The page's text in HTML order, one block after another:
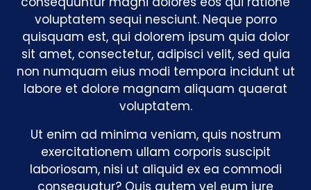
voluptatem sequi nesciunt. Neque porro
quisquam est, qui dolorem ipsum quia dolor
sit amet, consectetur, adipisci velit, sed quia
non numquam eius modi tempora incidunt ut
labore et dolore magnam aliquam quaerat
voluptatem.
Ut enim ad minima veniam, quis nostrum
exercitationem ullam corporis suscipit
laboriosam, nisi ut aliquid ex ea commodi
consequatur? Quis autem vel eum iure